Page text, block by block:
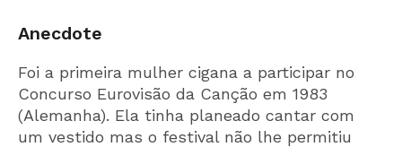
Anecdote
Foi a primeira mulher cigana a participar no
Concurso Eurovisão da Canção em 1983
(Alemanha). Ela tinha planeado cantar com
um vestido mas o festival não lhe permitiu